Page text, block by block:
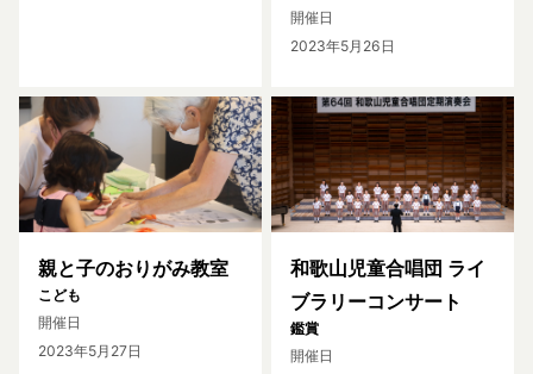
開催日
2023年5月26日
親と子のおりがみ教室
こども
開催日
2023年5月27日
和歌山児童合唱団 ライ
ブラリーコンサート
鑑賞
開催日